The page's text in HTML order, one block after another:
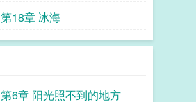
第18章 冰海
第6章 阳光照不到的地方